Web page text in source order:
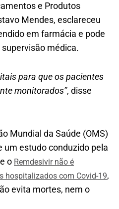
e Produtos
Mendes, esclareceu
em farmácia e pode
médica.
para que os pacientes
monitorados”, disse
Mundial da Saúde (OMS)
um estudo conduzido pela
o Remdesivir não é
hospitalizados com Covid-19,
evita mortes, nem o